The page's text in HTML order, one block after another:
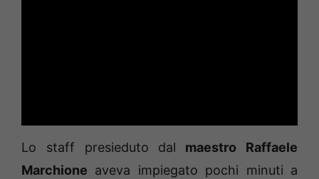
Lo staff presieduto dal maestro Raffaele
Marchione aveva impiegato pochi minuti a